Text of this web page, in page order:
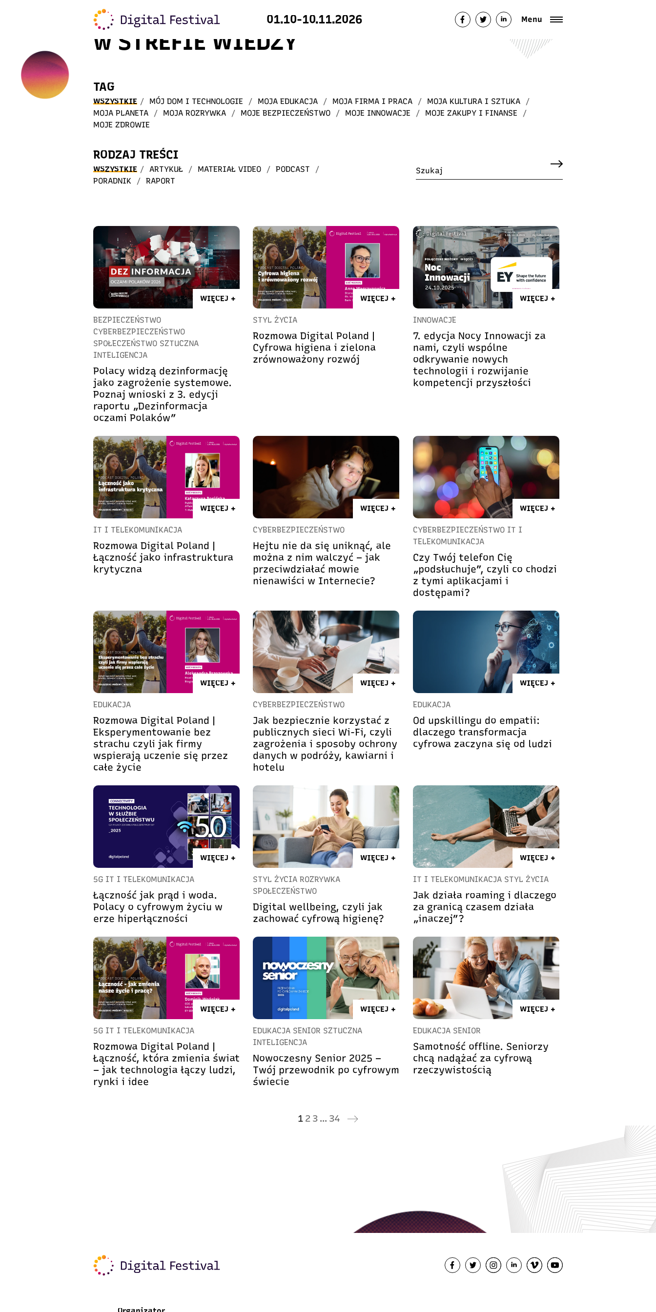
01.10-10.11.2026 Menu
Witaj
w STREFIE WIEDZY
TAG
WSZYSTKIE / MÓJ DOM I TECHNOLOGIE / MOJA EDUKACJA / MOJA FIRMA I PRACA / MOJA KULTURA I SZTUKA
/
MOJA PLANETA
/ MOJA ROZRYWKA / MOJE BEZPIECZEŃSTWO / MOJE INNOWACJE / MOJE ZAKUPY I FINANSE
/
MOJE ZDROWIE
RODZAJ TREŚCI
WSZYSTKIE / ARTYKUŁ / MATERIAŁ VIDEO / PODCAST
/
PORADNIK
/ RAPORT
WIĘCEJ +
BEZPIECZEŃSTWO
CYBERBEZPIECZEŃSTWO
SPOŁECZEŃSTWO SZTUCZNA
INTELIGENCJA
Polacy widzą dezinformację
jako zagrożenie systemowe.
Poznaj wnioski z 3. edycji
raportu „Dezinformacja
oczami Polaków”
WIĘCEJ +
STYL ŻYCIA
Rozmowa Digital Poland |
Cyfrowa higiena i zielona
zrównoważony rozwój
WIĘCEJ +
INNOWACJE
7. edycja Nocy Innowacji za
nami, czyli wspólne
odkrywanie nowych
technologii i rozwijanie
kompetencji przyszłości
WIĘCEJ +
IT I TELEKOMUNIKACJA
Rozmowa Digital Poland |
Łączność jako infrastruktura
krytyczna
WIĘCEJ +
CYBERBEZPIECZEŃSTWO
Hejtu nie da się uniknąć, ale
można z nim walczyć – jak
przeciwdziałać mowie
nienawiści w Internecie?
WIĘCEJ +
CYBERBEZPIECZEŃSTWO IT I
TELEKOMUNIKACJA
Czy Twój telefon Cię
„podsłuchuje”, czyli co chodzi
z tymi aplikacjami i
dostępami?
WIĘCEJ +
EDUKACJA
Rozmowa Digital Poland |
Eksperymentowanie bez
strachu czyli jak firmy
wspierają uczenie się przez
całe życie
WIĘCEJ +
CYBERBEZPIECZEŃSTWO
Jak bezpiecznie korzystać z
publicznych sieci Wi-Fi, czyli
zagrożenia i sposoby ochrony
danych w podróży, kawiarni i
hotelu
WIĘCEJ +
EDUKACJA
Od upskillingu do empatii:
dlaczego transformacja
cyfrowa zaczyna się od ludzi
WIĘCEJ +
5G IT I TELEKOMUNIKACJA
Łączność jak prąd i woda.
Polacy o cyfrowym życiu w
erze hiperłączności
WIĘCEJ +
STYL ŻYCIA ROZRYWKA
SPOŁECZEŃSTWO
Digital wellbeing, czyli jak
zachować cyfrową higienę?
WIĘCEJ +
IT I TELEKOMUNIKACJA STYL ŻYCIA
Jak działa roaming i dlaczego
za granicą czasem działa
„inaczej”?
WIĘCEJ +
5G IT I TELEKOMUNIKACJA
Rozmowa Digital Poland |
Łączność, która zmienia świat
– jak technologia łączy ludzi,
rynki i idee
WIĘCEJ +
EDUKACJA SENIOR SZTUCZNA
INTELIGENCJA
Nowoczesny Senior 2025 –
Twój przewodnik po cyfrowym
świecie
WIĘCEJ +
EDUKACJA SENIOR
Samotność offline. Seniorzy
chcą nadążać za cyfrową
rzeczywistością
1 2 3 … 34